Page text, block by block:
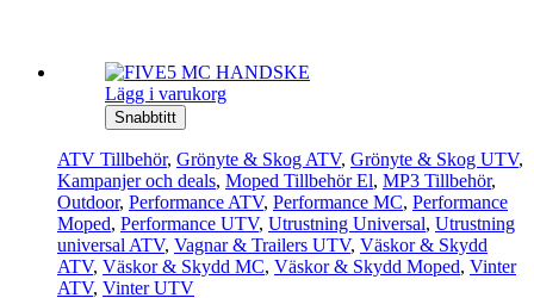
Lägg i varukorg
Snabbtitt
ATV Tillbehör, Grönyte & Skog ATV, Grönyte & Skog UTV,
Kampanjer och deals, Moped Tillbehör El, MP3 Tillbehör,
Outdoor, Performance ATV, Performance MC, Performance
Moped, Performance UTV, Utrustning Universal, Utrustning
universal ATV, Vagnar & Trailers UTV, Väskor & Skydd
ATV, Väskor & Skydd MC, Väskor & Skydd Moped, Vinter
ATV, Vinter UTV